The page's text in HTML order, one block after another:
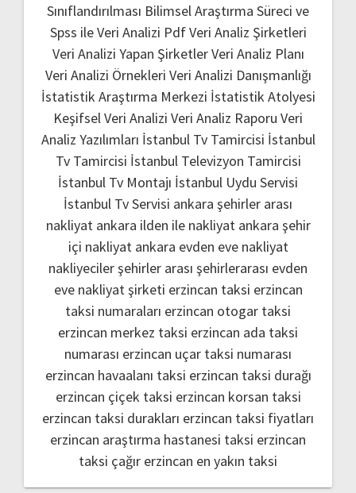
Sınıflandırılması Bilimsel Araştırma Süreci ve
Spss ile Veri Analizi PdfVeri Analiz Şirketleri
Veri Analizi Yapan ŞirketlerVeri Analiz Planı
Veri Analizi Örnekleri Veri Analizi Danışmanlığı
İstatistik Araştırma Merkezi İstatistik Atolyesi
Keşifsel Veri Analizi Veri Analiz Raporu Veri
Analiz Yazılımları İstanbul Tv Tamircisi İstanbul
Tv Tamircisi İstanbul Televizyon Tamircisi
İstanbul Tv Montajı İstanbul Uydu Servisi
İstanbul Tv Servisi ankara şehirler arası
nakliyat ankara ilden ile nakliyat ankara şehir
içi nakliyat ankara evden eve nakliyat
nakliyeciler şehirler arası şehirlerarası evden
eve nakliyat şirketi erzincan taksi erzincan
taksi numaraları erzincan otogar taksi
erzincan merkez taksi erzincan ada taksi
numarası erzincan uçar taksi numarası
erzincan havaalanı taksi erzincan taksi durağı
erzincan çiçek taksi erzincan korsan taksi
erzincan taksi durakları erzincan taksi fiyatları
erzincan araştırma hastanesi taksi erzincan
taksi çağır erzincan en yakın taksi